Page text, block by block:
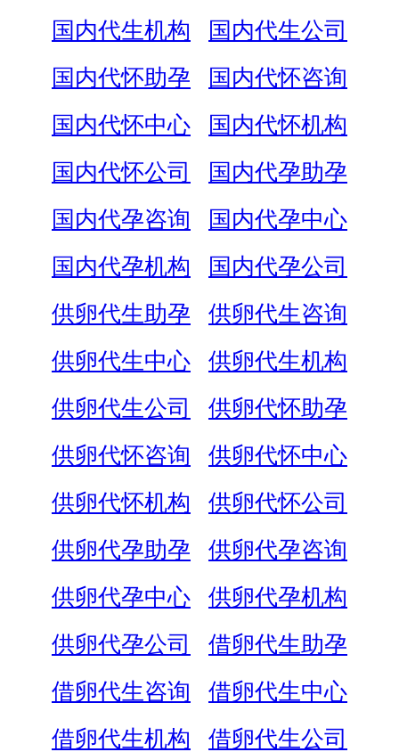
国内代生机构
国内代生公司
国内代怀助孕
国内代怀咨询
国内代怀中心
国内代怀机构
国内代怀公司
国内代孕助孕
国内代孕咨询
国内代孕中心
国内代孕机构
国内代孕公司
供卵代生助孕
供卵代生咨询
供卵代生中心
供卵代生机构
供卵代生公司
供卵代怀助孕
供卵代怀咨询
供卵代怀中心
供卵代怀机构
供卵代怀公司
供卵代孕助孕
供卵代孕咨询
供卵代孕中心
供卵代孕机构
供卵代孕公司
借卵代生助孕
借卵代生咨询
借卵代生中心
借卵代生机构
借卵代生公司